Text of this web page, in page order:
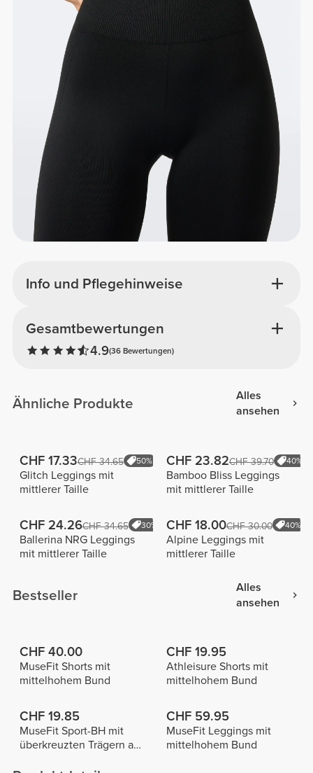
Info und Pflegehinweise
Gesamtbewertungen
4.9(36 Bewertungen)
Ähnliche Produkte
Alles
ansehen
CHF 17.33CHF 34.65 50%
Glitch Leggings mit
mittlerer Taille
CHF 23.82CHF 39.70 40%
Bamboo Bliss Leggings
mit mittlerer Taille
CHF 24.26CHF 34.65 30%
Ballerina NRG Leggings
mit mittlerer Taille
CHF 18.00CHF 30.00 40%
Alpine Leggings mit
mittlerer Taille
Bestseller
Alles
ansehen
CHF 40.00
MuseFit Shorts mit
mittelhohem Bund
CHF 19.95
Athleisure Shorts mit
mittelhohem Bund
CHF 19.85
MuseFit Sport-BH mit
überkreuzten Trägern am
CHF 59.95
MuseFit Leggings mit
mittelhohem Bund